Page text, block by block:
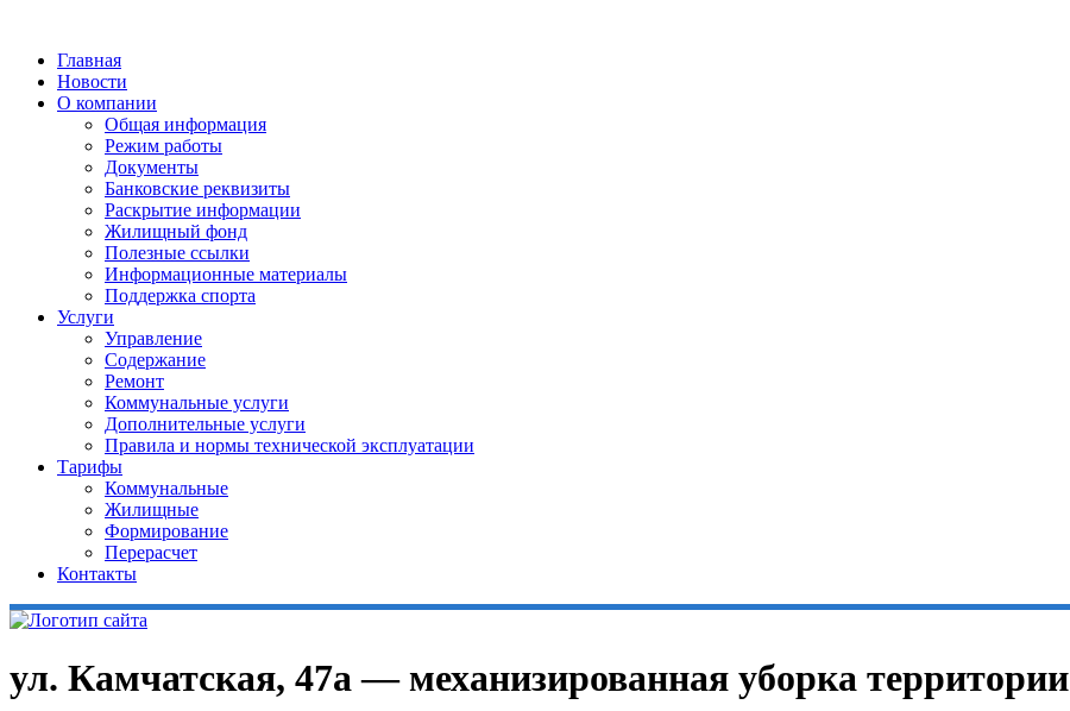
Главная
Новости
О компании
Общая информация
Режим работы
Документы
Банковские реквизиты
Раскрытие информации
Жилищный фонд
Полезные ссылки
Информационные материалы
Поддержка спорта
Услуги
Управление
Содержание
Ремонт
Коммунальные услуги
Дополнительные услуги
Правила и нормы технической эксплуатации
Тарифы
Коммунальные
Жилищные
Формирование
Перерасчет
Контакты
ул. Камчатская, 47а — механизированная уборка территории